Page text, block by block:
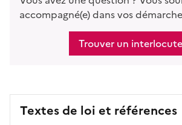
accompagné(e) dans vos
Trouver un
Textes de loi et références